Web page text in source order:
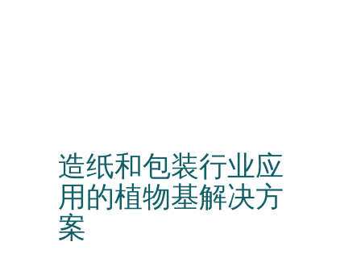
造纸和包装行业应
用的植物基解决方
案